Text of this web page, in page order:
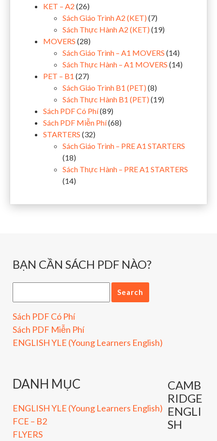
KET – A2 (26)
Sách Giáo Trình A2 (KET) (7)
Sách Thực Hành A2 (KET) (19)
MOVERS (28)
Sách Giáo Trình – A1 MOVERS (14)
Sách Thực Hành – A1 MOVERS (14)
PET – B1 (27)
Sách Giáo Trình B1 (PET) (8)
Sách Thực Hành B1 (PET) (19)
Sách PDF Có Phí(89)
Sách PDF Miễn Phí(68)
STARTERS (32)
Sách Giáo Trình – PRE A1 STARTERS
(18)
Sách Thực Hành – PRE A1 STARTERS
(14)
BẠN CẦN SÁCH PDF NÀO?
Sách PDF Có Phí
Sách PDF Miễn Phí
ENGLISH YLE (Young Learners English)
DANH MỤC
ENGLISH YLE (Young Learners English)
FCE – B2
FLYERS
CAMB
RIDGE
ENGLI
SH